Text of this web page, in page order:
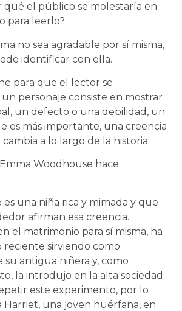
qué el público se molestaría en
para leerlo?
no sea agradable por sí misma,
identificar con ella.
para que el lector se
personaje consiste en mostrar
un defecto o una debilidad, un
es más importante, una creencia
a lo largo de la historia.
Woodhouse hace
es una niña rica y mimada y que
afirman esa creencia.
el matrimonio para sí misma, ha
sirviendo como
su antigua niñera y, como
la introdujo en la alta sociedad.
este experimento, por lo
una joven huérfana, en